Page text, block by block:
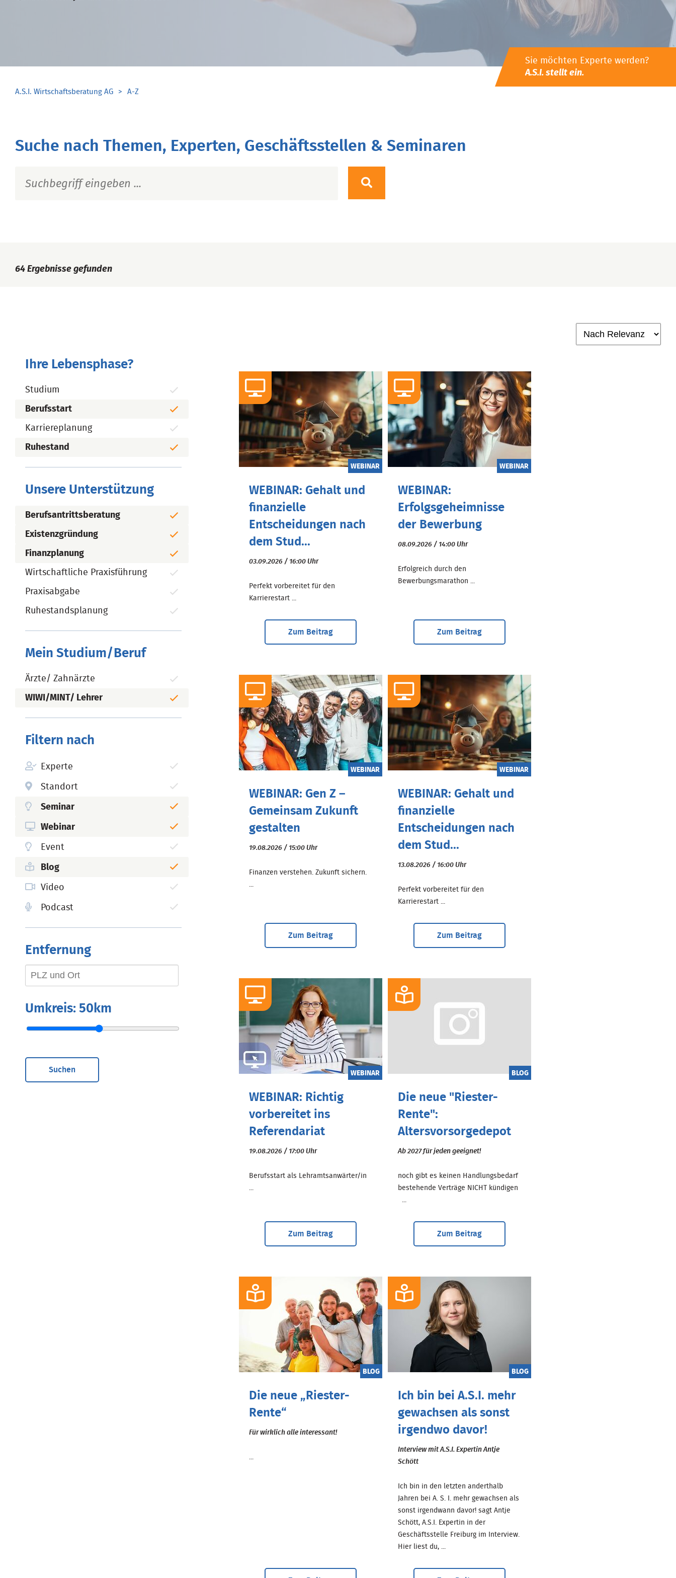
Sie möchten Experte werden?
A.S.I. stellt ein.
A.S.I. Wirtschaftsberatung AG A-Z
Suche nach Themen, Experten, Geschäftsstellen & Seminaren
64 Ergebnisse gefunden
Ihre Lebensphase?
Studium
Berufsstart
Karriereplanung
Ruhestand
Unsere Unterstützung
Berufsantrittsberatung
Existenzgründung
Finanzplanung
Wirtschaftliche Praxisführung
Praxisabgabe
Ruhestandsplanung
Mein Studium/Beruf
Ärzte/ Zahnärzte
WIWI/MINT/ Lehrer
Filtern nach
Experte
Standort
Seminar
Webinar
Event
Blog
Video
Podcast
Entfernung
Umkreis: 50km
Suchen
WEBINAR
WEBINAR: Gehalt und
finanzielle
Entscheidungen nach
dem Stud...
03.09.2026 / 16:00 Uhr
Perfekt vorbereitet für den
Karrierestart ...
Zum Beitrag
WEBINAR
WEBINAR:
Erfolgsgeheimnisse
der Bewerbung
08.09.2026 / 14:00 Uhr
Erfolgreich durch den
Bewerbungsmarathon ...
Zum Beitrag
WEBINAR
WEBINAR: Gen Z –
Gemeinsam Zukunft
gestalten
19.08.2026 / 15:00 Uhr
Finanzen verstehen. Zukunft sichern.
...
Zum Beitrag
WEBINAR
WEBINAR: Gehalt und
finanzielle
Entscheidungen nach
dem Stud...
13.08.2026 / 16:00 Uhr
Perfekt vorbereitet für den
Karrierestart ...
Zum Beitrag
WEBINAR
WEBINAR: Richtig
vorbereitet ins
Referendariat
19.08.2026 / 17:00 Uhr
Berufsstart als Lehramtsanwärter/in
...
Zum Beitrag
BLOG
Die neue "Riester-
Rente":
Altersvorsorgedepot
Ab 2027 für jeden geeignet!
noch gibt es keinen Handlungsbedarf
bestehende Verträge NICHT kündigen
...
Zum Beitrag
BLOG
Die neue „Riester-
Rente“
Für wirklich alle interessant!
...
BLOG
Ich bin bei A.S.I. mehr
gewachsen als sonst
irgendwo davor!
Interview mit A.S.I. Expertin Antje
Schött
Ich bin in den letzten anderthalb
Jahren bei A. S. I. mehr gewachsen als
sonst irgendwann davor! sagt Antje
Schött, A.S.I. Expertin in der
Geschäftsstelle Freiburg im Interview.
Hier liest du, ...